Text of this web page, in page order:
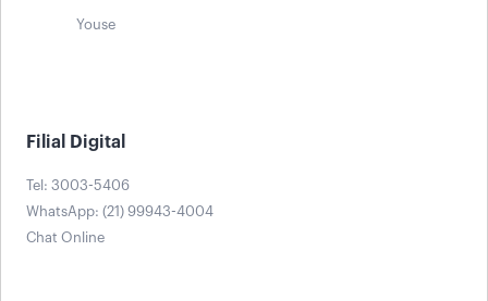
Youse
Filial Digital
Tel: 3003-5406
WhatsApp: (21) 99943-4004
Chat Online